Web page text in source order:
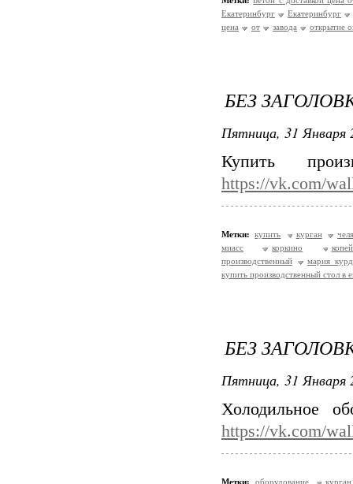
Екатеринбург
Екатеринбург
цена
от завода открытие
БЕЗ
Пятница, 31 Января
Купить
https://vk.com/
Метки: купить курган
миасс
коркино
производственный
мария
купить производственный стол в
БЕЗ
Пятница, 31 Января
Холодильное
https://vk.com/
Метки: оборудование
курган